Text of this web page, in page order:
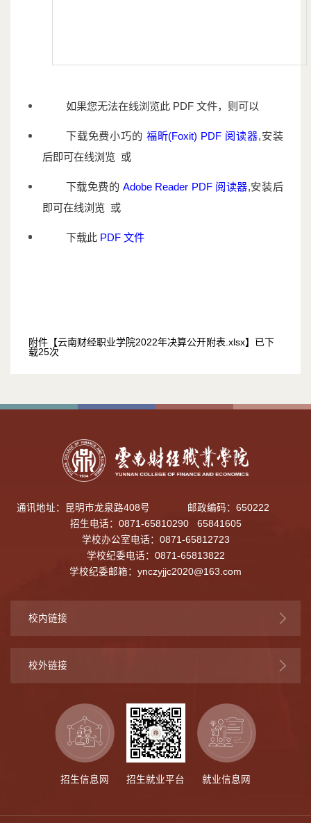
如果您无法在线浏览此 PDF 文件，则可以
下载免费小巧的 福昕(Foxit) PDF 阅读器,安装
后即可在线浏览 或
下载免费的 Adobe Reader PDF 阅读器,安装后
即可在线浏览 或
下载此 PDF 文件
附件【云南财经职业学院2022年决算公开附表.xlsx】已下
载25次
通讯地址：昆明市龙泉路408号
邮政编码：650222
招生电话：0871-65810290 65841605
学校办公室电话：0871-65812723
学校纪委电话：0871-65813822
学校纪委邮箱： ynczyjjc2020@163.com
校内链接
校外链接
招生信息网 就业信息网
招生就业平台